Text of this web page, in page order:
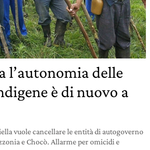
l’autonomia delle
è di nuovo a
vuole cancellare le entità di autogoverno
e Chocò. Allarme per omicidi e